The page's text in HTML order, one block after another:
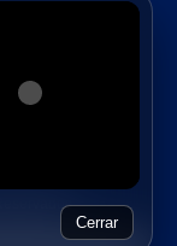
Cerrar